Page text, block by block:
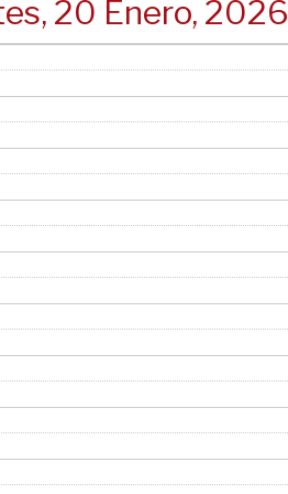
20 Enero, 2026